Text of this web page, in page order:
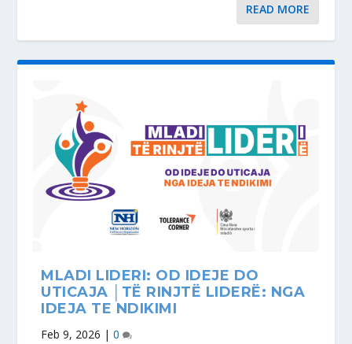
READ MORE
MLADI LIDERI: OD IDEJE DO
UTICAJA │TË RINJTË LIDERË: NGA
IDEJA TE NDIKIMI
Feb 9, 2026 |0